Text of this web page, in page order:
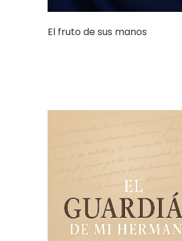
El fruto de sus manos